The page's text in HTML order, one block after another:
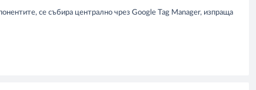
се събира централно чрез Google Tag Manager, изпраща